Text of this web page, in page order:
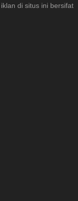
di situs ini bersifat